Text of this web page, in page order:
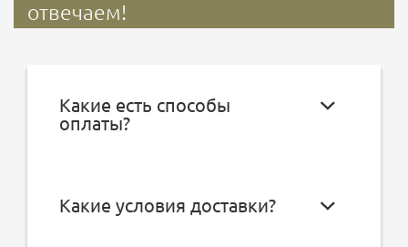
отвечаем!
Какие есть способы
оплаты?
Какие условия доставки?